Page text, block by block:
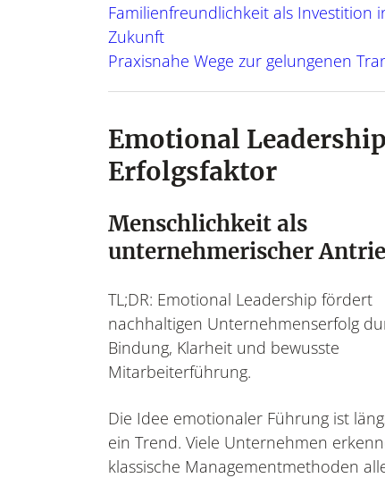
Familienfreundlichkeit als Investition
Zukunft
Praxisnahe Wege zur gelungenen
Emotional
Erfolgsfaktor
Menschlichkeit als
unternehmerischer
TL;DR: Emotional Leadership fördert
nachhaltigen Unternehmenserfolg
Bindung, Klarheit und bewusste
Mitarbeiterführung.
Die Idee emotionaler Führung ist
ein Trend. Viele Unternehmen
klassische Managementmethoden